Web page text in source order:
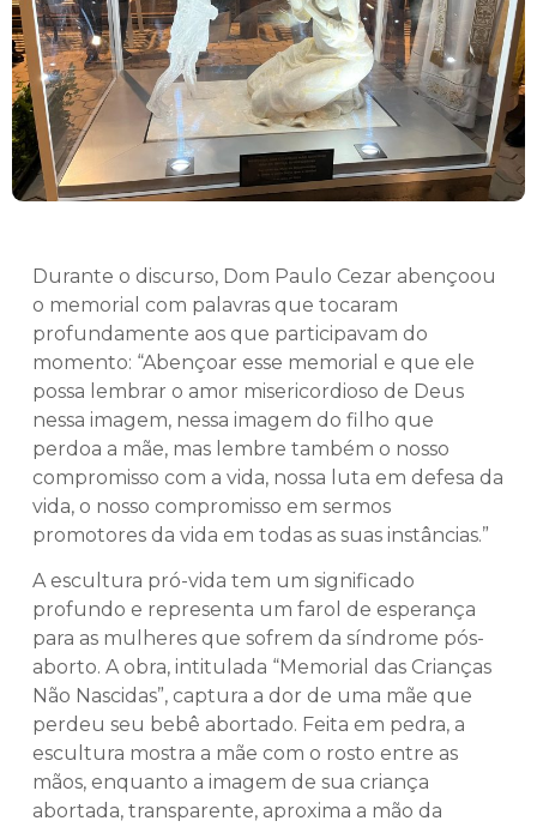
Durante o discurso, Dom Paulo Cezar abençoou
o memorial com palavras que tocaram
profundamente aos que participavam do
momento: “Abençoar esse memorial e que ele
possa lembrar o amor misericordioso de Deus
nessa imagem, nessa imagem do filho que
perdoa a mãe, mas lembre também o nosso
compromisso com a vida, nossa luta em defesa da
vida, o nosso compromisso em sermos
promotores da vida em todas as suas instâncias.”
A escultura pró-vida tem um significado
profundo e representa um farol de esperança
para as mulheres que sofrem da síndrome pós-
aborto. A obra, intitulada “Memorial das Crianças
Não Nascidas”, captura a dor de uma mãe que
perdeu seu bebê abortado. Feita em pedra, a
escultura mostra a mãe com o rosto entre as
mãos, enquanto a imagem de sua criança
abortada, transparente, aproxima a mão da